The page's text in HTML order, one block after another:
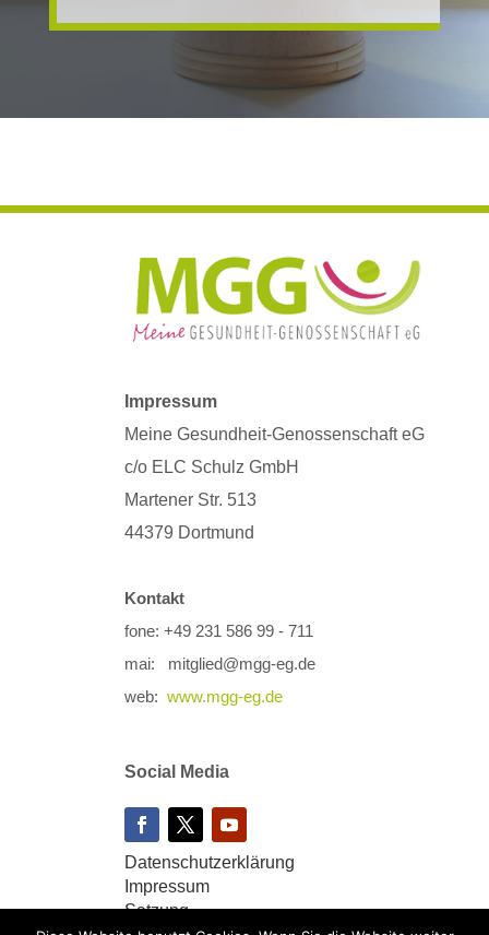
Impressum
Meine Gesundheit-Genossenschaft eG
c/o ELC Schulz GmbH
Martener Str. 513
44379 Dortmund
Kontakt
fone: +49 231 586 99 - 711
mai: mitglied@mgg-eg.de
web: www.mgg-eg.de
Social Media
Datenschutzerklärung
Impressum
Satzung